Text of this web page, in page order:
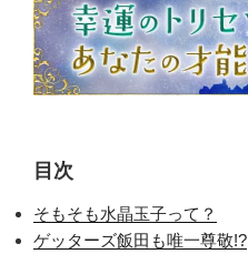
目次
そもそも水晶玉子って？
ゲッターズ飯田も唯一尊敬!?